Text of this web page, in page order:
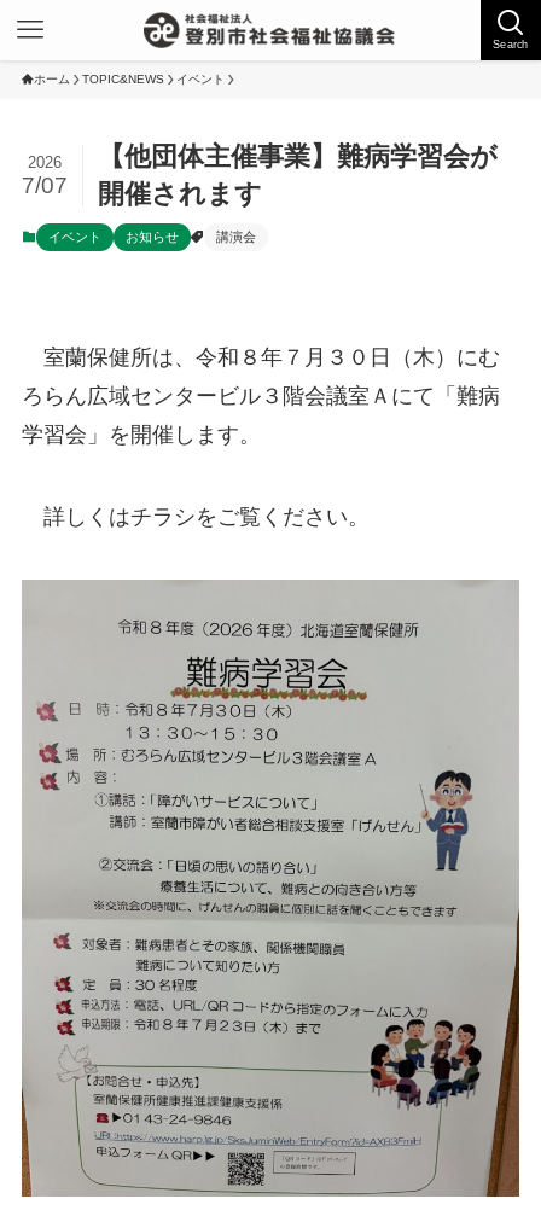
Search
ホーム TOPIC&NEWS イベント
【他団体主催事業】難病学習会が
開催されます
2026
7/07
イベント お知らせ 講演会
室蘭保健所は、令和８年７月３０日（木）にむ
ろらん広域センタービル３階会議室Ａにて「難病
学習会」を開催します。
詳しくはチラシをご覧ください。